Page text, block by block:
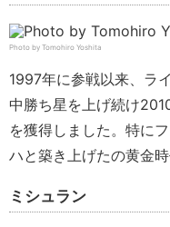
Photo by Tomohiro Yoshita
1997年に参戦以来、ラ
中勝ち星を上げ続け
を獲得しました。特に
ハと築き上げたの黄金時
ミシュラン